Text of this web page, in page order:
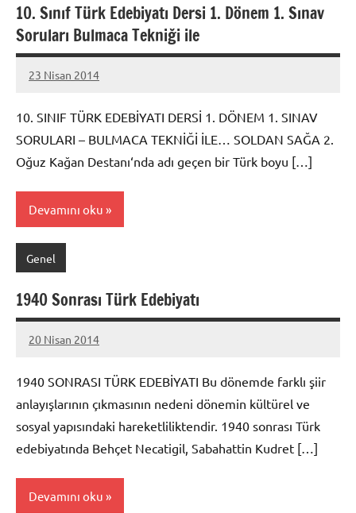
10. Sınıf Türk Edebiyatı Dersi 1. Dönem 1. Sınav
Soruları Bulmaca Tekniği ile
23 Nisan 2014
admin
10. SINIF TÜRK EDEBİYATI DERSİ 1. DÖNEM 1. SINAV
SORULARI – BULMACA TEKNİĞİ İLE… SOLDAN SAĞA 2.
Oğuz Kağan Destanı‘nda adı geçen bir Türk boyu […]
Devamını oku
Genel
1940 Sonrası Türk Edebiyatı
20 Nisan 2014
admin
1940 SONRASI TÜRK EDEBİYATI Bu dönemde farklı şiir
anlayışlarının çıkmasının nedeni dönemin kültürel ve
sosyal yapısındaki hareketliliktendir. 1940 sonrası Türk
edebiyatında Behçet Necatigil, Sabahattin Kudret […]
Devamını oku